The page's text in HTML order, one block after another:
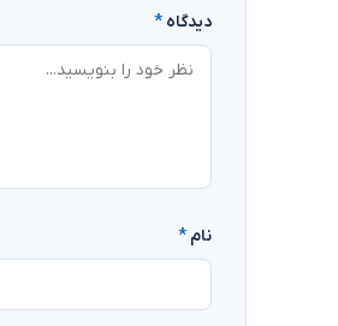
دیدگاه *
نام *